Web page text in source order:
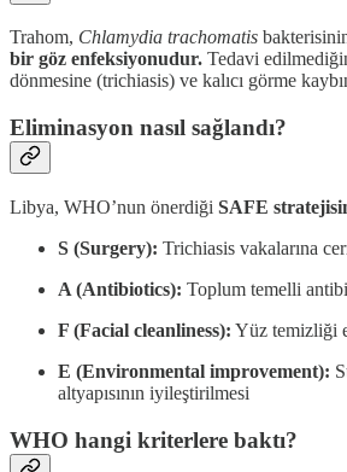
Trahom, Chlamydia trachomatis
bir göz enfeksiyonudur. Tedavi
dönmesine (trichiasis) ve kalıcı görme
Eliminasyon nasıl sağlandı?
Libya, WHO’nun önerdiği SAFE
S (Surgery): Trichiasis vakalarına
A (Antibiotics): Toplum temelli
F (Facial cleanliness): Yüz temizliği
E (Environmental improvement):
altyapısının iyileştirilmesi
WHO hangi kriterlere baktı?